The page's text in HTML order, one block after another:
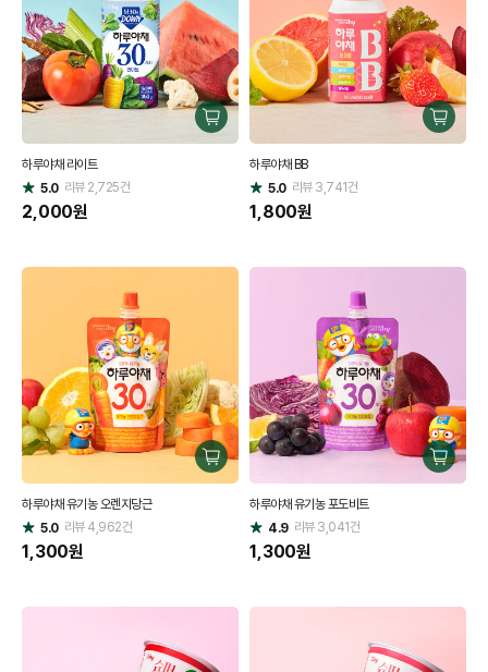
구
매
하루야채 라이트
별
점
5.0 리뷰2,725건
2,000원
구
매
하루야채 BB
별
점
5.0 리뷰3,741건
1,800원
구
매
하루야채 유기농 오렌지당근
별
점
5.0 리뷰4,962건
1,300원
구
매
하루야채 유기농 포도비트
별
점
4.9 리뷰3,041건
1,300원